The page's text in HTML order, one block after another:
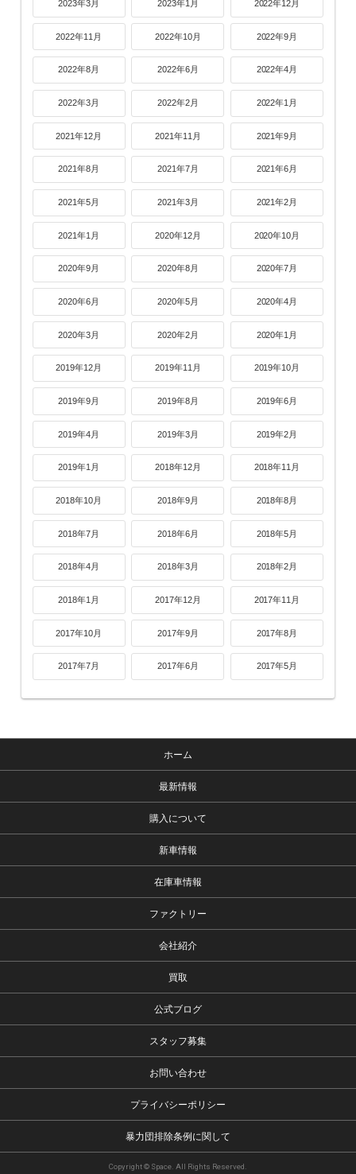
2023年3月 2023年1月 2022年12月
2022年11月 2022年10月 2022年9月
2022年8月 2022年6月 2022年4月
2022年3月 2022年2月 2022年1月
2021年12月 2021年11月 2021年9月
2021年8月 2021年7月 2021年6月
2021年5月 2021年3月 2021年2月
2021年1月 2020年12月 2020年10月
2020年9月 2020年8月 2020年7月
2020年6月 2020年5月 2020年4月
2020年3月 2020年2月 2020年1月
2019年12月 2019年11月 2019年10月
2019年9月 2019年8月 2019年6月
2019年4月 2019年3月 2019年2月
2019年1月 2018年12月 2018年11月
2018年10月 2018年9月 2018年8月
2018年7月 2018年6月 2018年5月
2018年4月 2018年3月 2018年2月
2018年1月 2017年12月 2017年11月
2017年10月 2017年9月 2017年8月
2017年7月 2017年6月 2017年5月
ホーム
最新情報
購入について
新車情報
在庫車情報
ファクトリー
会社紹介
買取
公式ブログ
スタッフ募集
お問い合わせ
プライバシーポリシー
暴力団排除条例に関して
Copyright © Space. All Rights Reserved.